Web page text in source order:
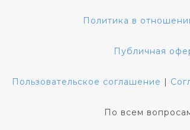
Политика в
Публичная
Пользовательское соглашение |
По всем